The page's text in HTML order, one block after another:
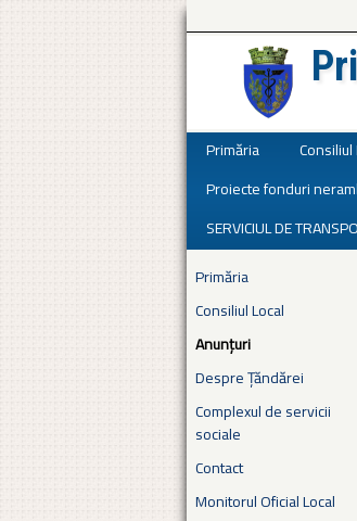
Primăria Consiliul
Proiecte fonduri
SERVICIUL DE
Primăria
Consiliul Local
Anunțuri
Despre Țăndărei
Complexul de servicii
sociale
Contact
Monitorul Oficial Local